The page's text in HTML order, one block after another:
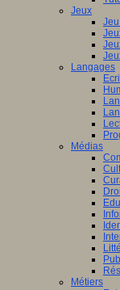
Jeux
Langages
Médias
Métiers